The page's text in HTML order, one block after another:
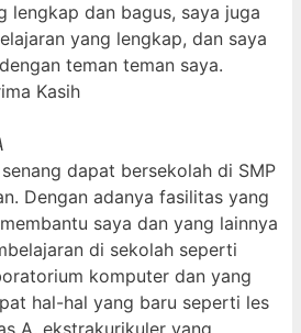
lengkap dan bagus, saya juga
yang lengkap, dan saya
teman teman saya.
Kasih
dapat bersekolah di SMP
Dengan adanya fasilitas yang
saya dan yang lainnya
di sekolah seperti
komputer dan yang
hal-hal yang baru seperti les